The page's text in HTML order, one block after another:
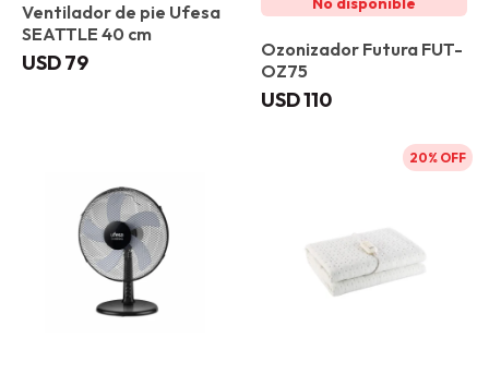
Ventilador de pie Ufesa
SEATTLE 40 cm
USD79
Ozonizador Futura FUT-
OZ75
USD110
20